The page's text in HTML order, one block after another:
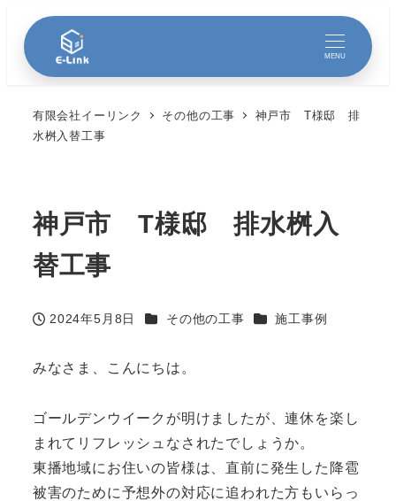
MENU
有限会社イーリンク その他の工事
神戸市 T様邸 排
水桝入替工事
神戸市 T様邸 排水桝入
替工事
投稿日
2024年5月8日 カテゴリー
その他の工事 カテゴリー
施工事例
みなさま、こんにちは。
ゴールデンウイークが明けましたが、連休を楽し
まれてリフレッシュなされたでしょうか。
東播地域にお住いの皆様は、直前に発生した降雹
被害のために予想外の対応に追われた方もいらっ